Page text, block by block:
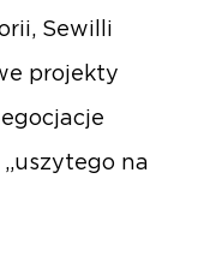
Sewilli
projekty
na